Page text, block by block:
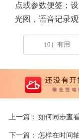
点或参数便签；
光图，语音记录
（0）有用
上一篇： 如何同步查
下一篇： 怎样在时间